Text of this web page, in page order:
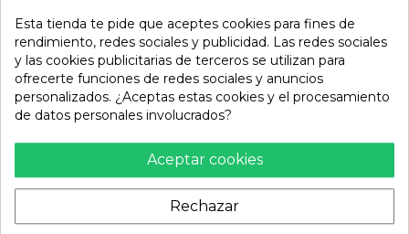
Mochi taiwan te verde
(BAMBOO HOUSE) 210g
Mochi arándano sin
gluten (BAMBOO
4,90 €
Esta tienda te pide que aceptes cookies para fines de
rendimiento, redes sociales y publicidad. Las redes sociales
y las cookies publicitarias de terceros se utilizan para
ofrecerte funciones de redes sociales y anuncios
personalizados. ¿Aceptas estas cookies y el procesamiento
de datos personales involucrados?
Aceptar cookies
Rechazar